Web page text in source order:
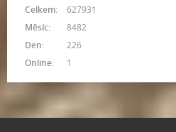
Online: 1
Celkem:
627931
Měsíc:
8482
Den:
226